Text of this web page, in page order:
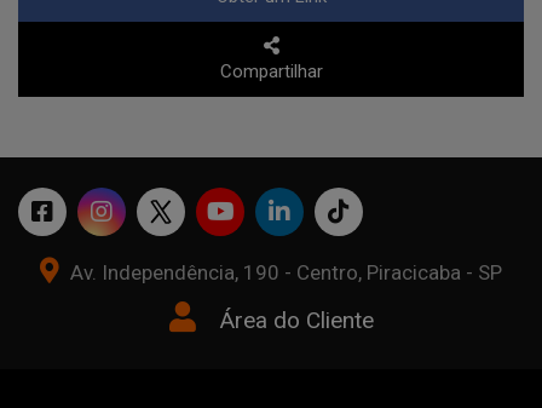
Compartilhar
Av. Independência, 190 - Centro, Piracicaba - SP
Área do Cliente